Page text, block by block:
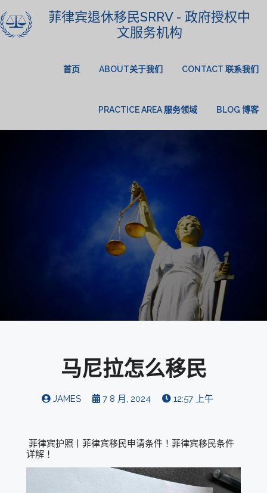
菲律宾退休移民SRRV - 政府授权中
文服务机构
首页 ABOUT关于我们 CONTACT 联系我们
PRACTICE AREA 服务领域 BLOG 博客
马尼拉怎么移民
JAMES 7 8 月, 2024 12:57 上午
菲律宾护照丨菲律宾移民申请条件！菲律宾移民条件
详解！